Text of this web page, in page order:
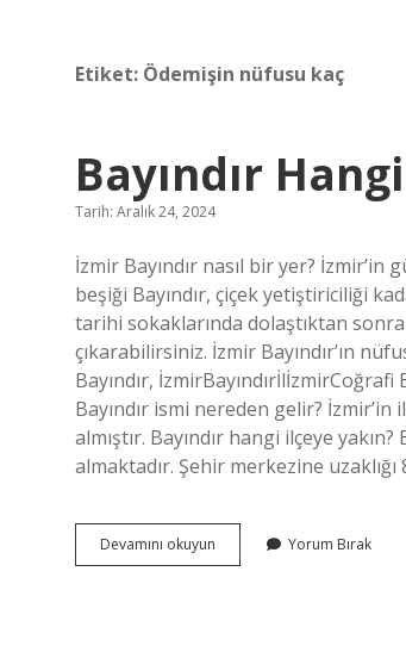
Etiket: Ödemişin nüfusu kaç
Bayındır
Tarih: Aralık 24, 2024
İzmir Bayındır nasıl bir yer?
beşiği Bayındır, çiçek yetiştiriciliği
tarihi sokaklarında dolaştıktan sonra
çıkarabilirsiniz. İzmir Bayındır’ın
Bayındır,
Bayındır ismi nereden gelir? İzmir’in
almıştır. Bayındır hangi ilçeye
almaktadır. Şehir merkezine
Devamını okuyun Bayındır
Hangi
Yorum Bırak